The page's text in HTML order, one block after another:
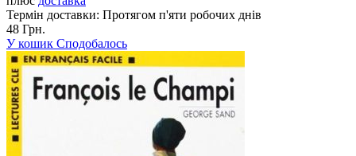
Термін доставки: Протягом п'яти робочих днів
48 Грн.
У кошик Сподобалось